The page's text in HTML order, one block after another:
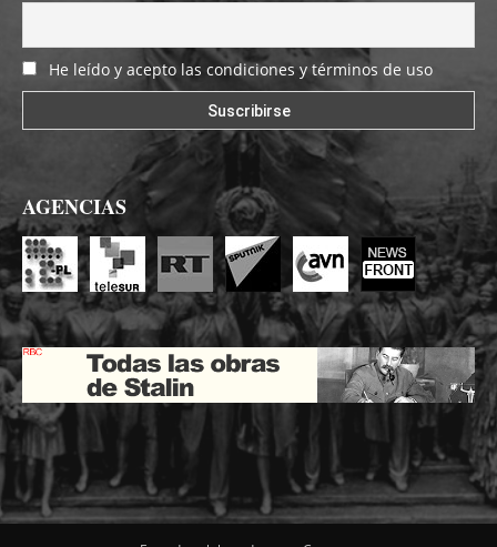
He leído y acepto las condiciones y términos de uso
AGENCIAS